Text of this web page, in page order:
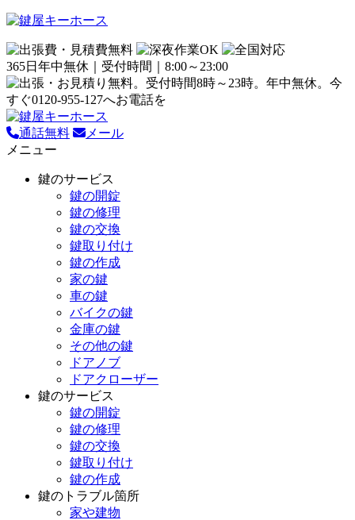
365日年中無休｜受付時間｜8:00～23:00
通話無料
メール
メニュー
鍵のサービス
鍵の開錠
鍵の修理
鍵の交換
鍵取り付け
鍵の作成
家の鍵
車の鍵
バイクの鍵
金庫の鍵
その他の鍵
ドアノブ
ドアクローザー
鍵のサービス
鍵の開錠
鍵の修理
鍵の交換
鍵取り付け
鍵の作成
鍵のトラブル箇所
家や建物